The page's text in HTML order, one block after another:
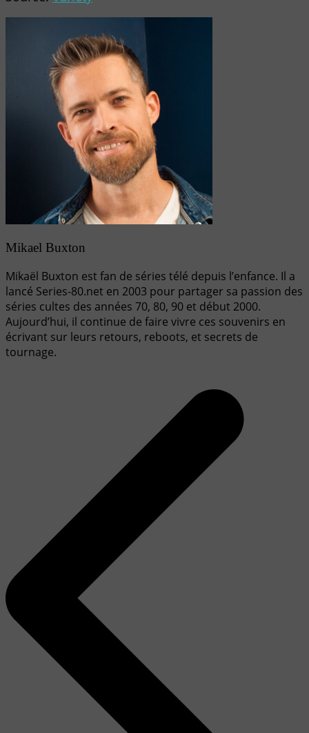
Mikael Buxton
Mikaël Buxton est fan de séries télé depuis l’enfance. Il a
lancé Series-80.net en 2003 pour partager sa passion des
séries cultes des années 70, 80, 90 et début 2000.
Aujourd’hui, il continue de faire vivre ces souvenirs en
écrivant sur leurs retours, reboots, et secrets de
tournage.